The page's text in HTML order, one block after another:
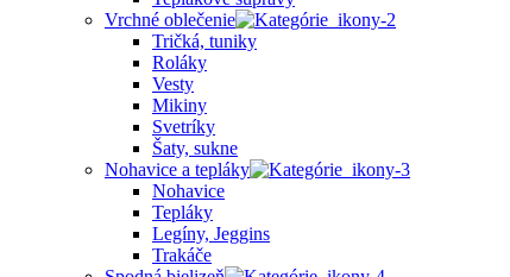
Vrchné oblečenie
Tričká, tuniky
Roláky
Vesty
Mikiny
Svetríky
Šaty, sukne
Nohavice a tepláky
Nohavice
Tepláky
Legíny, Jeggins
Trakáče